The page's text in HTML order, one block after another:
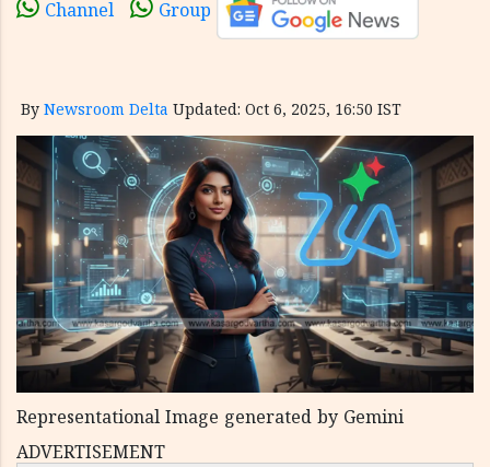
Channel Group
By Newsroom Delta Updated: Oct 6, 2025, 16:50 IST
Representational Image generated by Gemini
ADVERTISEMENT